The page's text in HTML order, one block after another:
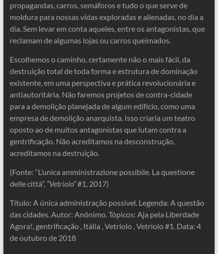
propagandas, carros, semáforos e tudo o que serve de
moldura para nossas vidas exploradas e alienadas, no dia a
dia. Sem levar em conta aqueles, entre os antagonistas, que
reclamam de algumas lojas ou carros queimados.
Escolhemos o caminho, certamente não o mais fácil, da
destruição total de toda forma e estrutura de dominação
existente, em uma perspectiva e prática revolucionária e
antiautoritária. Não faremos projetos de contra-cidade
para a demolição planejada de algum edifício, como uma
empresa de demolição anarquista. Isso criaria um teatro
oposto ao de muitos antagonistas que lutam contra a
gentrificação. Não acreditamos na desconstrução,
acreditamos na destruição.
(Fonte: “L’unica amministrazione possibile. La questione
delle città”, “Vetriolo”#1, 2017)
Título: A única administração possível. Legenda: A questão
das cidades. Autor: Anônimo. Tópicos: Aja pela Liberdade
Agora!, gentrificação , Itália , Vetriolo , Vetriolo #1. Data: 4
de outubro de 2018